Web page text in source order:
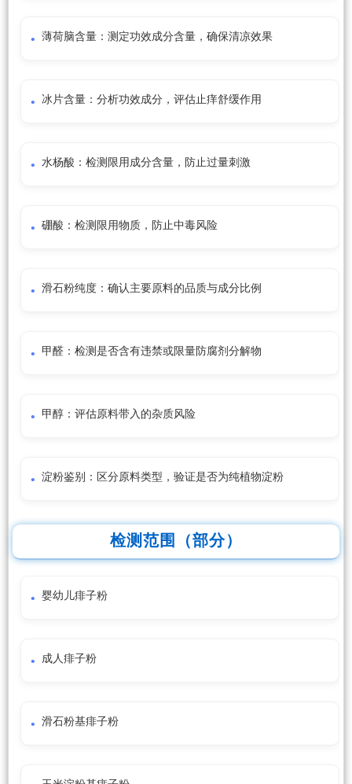
薄荷脑含量：测定功效成分含量，确保清凉效果
冰片含量：分析功效成分，评估止痒舒缓作用
水杨酸：检测限用成分含量，防止过量刺激
硼酸：检测限用物质，防止中毒风险
滑石粉纯度：确认主要原料的品质与成分比例
甲醛：检测是否含有违禁或限量防腐剂分解物
甲醇：评估原料带入的杂质风险
淀粉鉴别：区分原料类型，验证是否为纯植物淀粉
检测范围（部分）
婴幼儿痱子粉
成人痱子粉
滑石粉基痱子粉